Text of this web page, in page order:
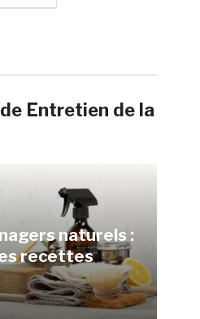
Entretien de la
naturels :
recettes